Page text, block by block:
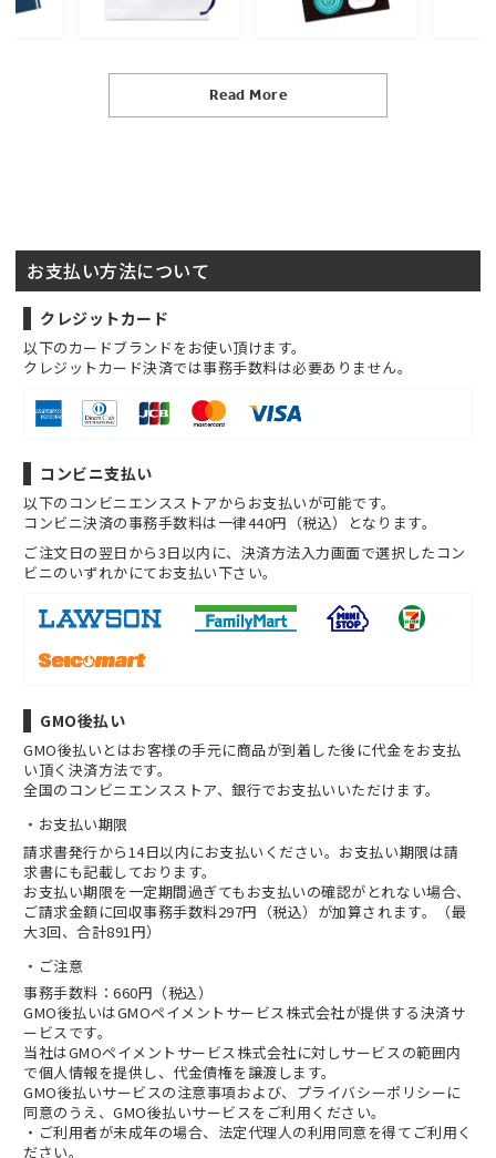
Read More
お支払い方法について
クレジットカード
以下のカードブランドをお使い頂けます。
クレジットカード決済では事務手数料は必要ありません。
コンビニ支払い
以下のコンビニエンスストアからお支払いが可能です。
コンビニ決済の事務手数料は一律440円（税込）となります。
ご注文日の翌日から3日以内に、決済方法入力画面で選択したコン
ビニのいずれかにてお支払い下さい。
GMO後払い
GMO後払いとはお客様の手元に商品が到着した後に代金をお支払
い頂く決済方法です。
全国のコンビニエンスストア、銀行でお支払いいただけます。
お支払い期限
請求書発行から14日以内にお支払いください。お支払い期限は請
求書にも記載しております。
お支払い期限を一定期間過ぎてもお支払いの確認がとれない場合、
ご請求金額に回収事務手数料297円（税込）が加算されます。（最
大3回、合計891円）
ご注意
事務手数料：660円（税込）
GMO後払いはGMOペイメントサービス株式会社が提供する決済サ
ービスです。
当社はGMOペイメントサービス株式会社に対しサービスの範囲内
で個人情報を提供し、代金債権を譲渡します。
GMO後払いサービスの注意事項および、 プライバシーポリシーに
同意のうえ、GMO後払いサービスをご利用ください。
・ご利用者が未成年の場合、法定代理人の利用同意を得てご利用く
ださい。